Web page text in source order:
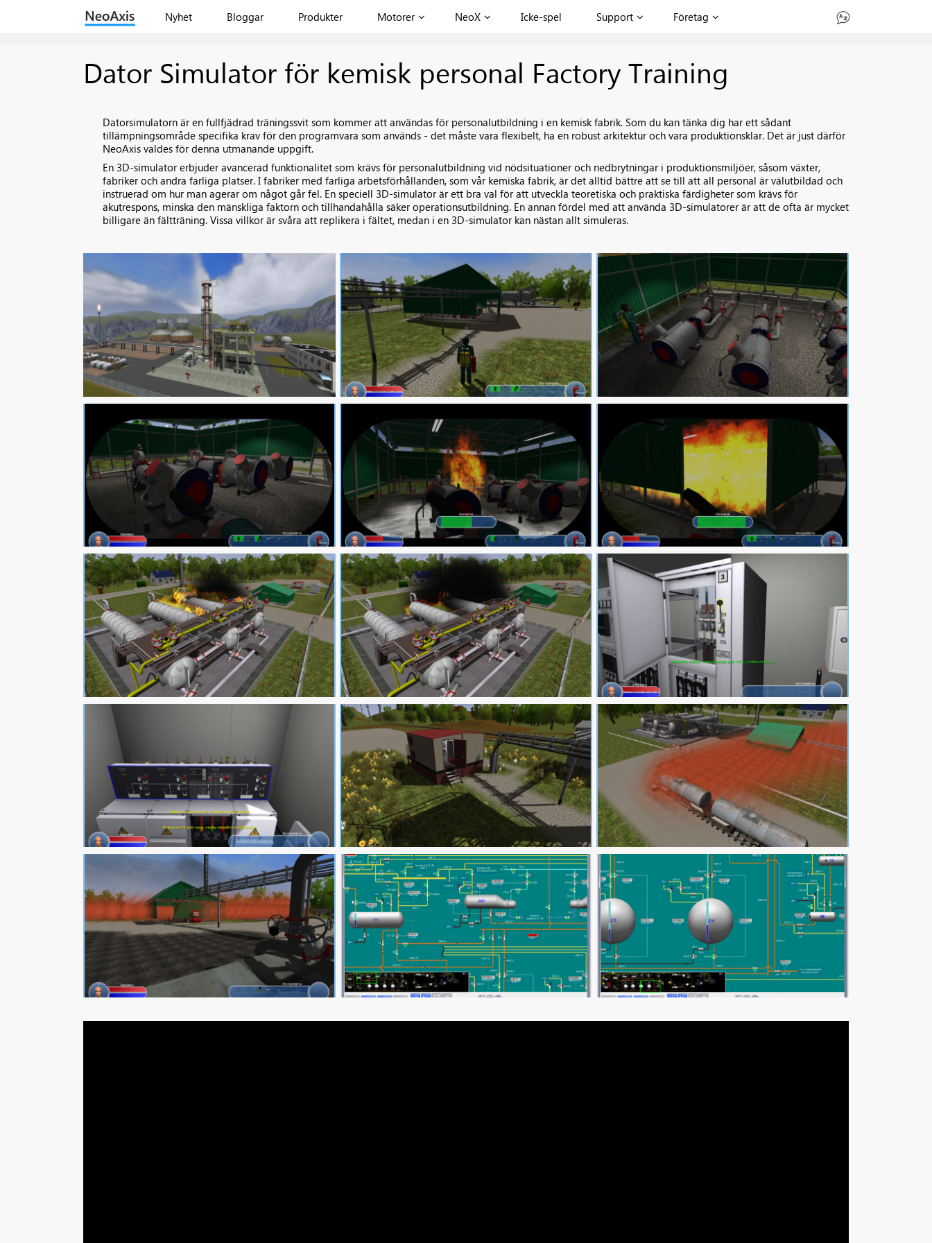
Nyhet Bloggar Produkter Motorer NeoX Icke-spel Support Företag
Dator Simulator för kemisk personal Factory Training
Datorsimulatorn är en fullfjädrad träningssvit som kommer att användas för personalutbildning i en kemisk fabrik. Som du kan tänka dig har ett sådant
tillämpningsområde specifika krav för den programvara som används - det måste vara flexibelt, ha en robust arkitektur och vara produktionsklar. Det är just därför
NeoAxis valdes för denna utmanande uppgift.
En 3D-simulator erbjuder avancerad funktionalitet som krävs för personalutbildning vid nödsituationer och nedbrytningar i produktionsmiljöer, såsom växter,
fabriker och andra farliga platser. I fabriker med farliga arbetsförhållanden, som vår kemiska fabrik, är det alltid bättre att se till att all personal är välutbildad och
instruerad om hur man agerar om något går fel. En speciell 3D-simulator är ett bra val för att utveckla teoretiska och praktiska färdigheter som krävs för
akutrespons, minska den mänskliga faktorn och tillhandahålla säker operationsutbildning. En annan fördel med att använda 3D-simulatorer är att de ofta är mycket
billigare än fältträning. Vissa villkor är svåra att replikera i fältet, medan i en 3D-simulator kan nästan allt simuleras.